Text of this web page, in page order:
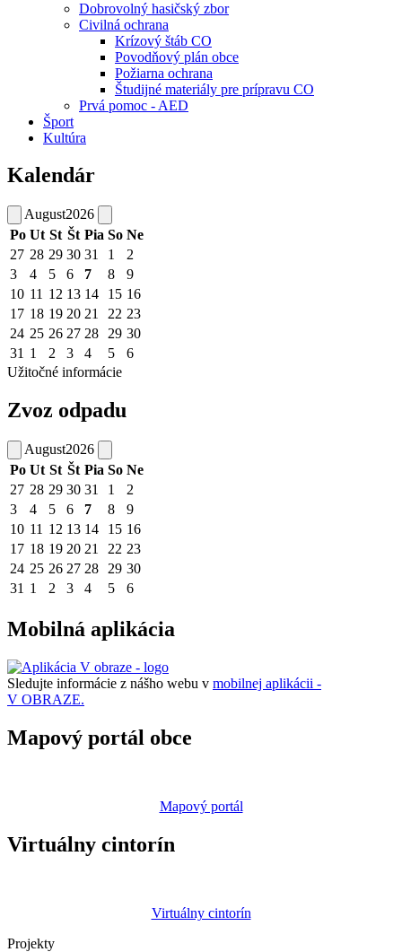
Dobrovolný hasičský zbor
Civilná ochrana
Krízový štáb CO
Povodňový plán obce
Požiarna ochrana
Študijné materiály pre prípravu CO
Prvá pomoc - AED
Šport
Kultúra
Kalendár
August2026
Po Ut St Št Pia So Ne
27 28 29 30 31 1
2
3
4 5 6 7 8
9
10 11 12 13 14 15 16
17 18 19 20 21 22 23
24 25 26 27 28 29 30
31 1 2 3 4 5
6
Užitočné informácie
Zvoz odpadu
August2026
Po Ut St Št Pia So Ne
27 28 29 30 31 1
2
3
4 5 6 7 8
9
10 11 12 13 14 15 16
17 18 19 20 21 22 23
24 25 26 27 28 29 30
31 1 2 3 4 5 6
Mobilná aplikácia
Sledujte informácie z nášho webu v mobilnej aplikácii -
V OBRAZE.
Mapový portál obce
Mapový portál
Virtuálny cintorín
Virtuálny cintorín
Projekty